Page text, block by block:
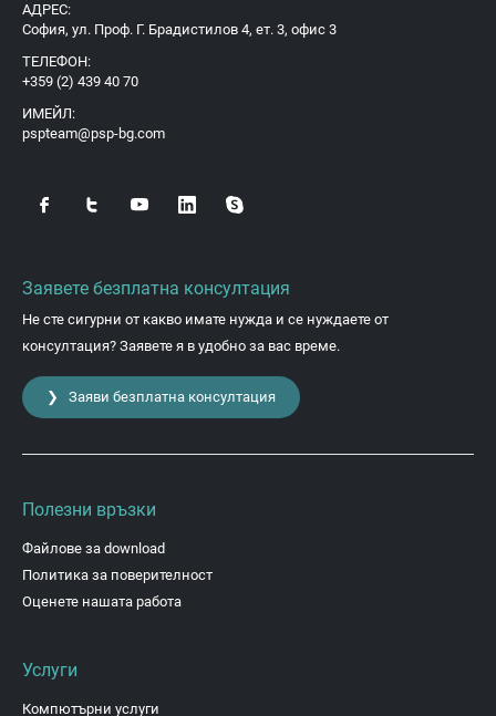
АДРЕС:
София, ул. Проф. Г. Брадистилов 4, ет. 3, офис 3
ТЕЛЕФОН:
+359 (2) 439 40 70
ИМЕЙЛ:
pspteam@psp-bg.com
Заявете безплатна консултация
Не сте сигурни от какво имате нужда и се нуждаете от
консултация? Заявете я в удобно за вас време.
❯ Заяви безплатна консултация
Полезни връзки
Файлове за download
Политика за поверителност
Оценете нашата работа
Услуги
Компютърни услуги